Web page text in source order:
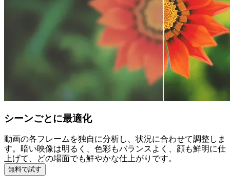
シーンごとに最適化
動画の各フレームを独自に分析し、状況に合わせて調整しま
す。暗い映像は明るく、色彩もバランスよく、顔も鮮明に仕
上げて、どの場面でも鮮やかな仕上がりです。
無料で試す